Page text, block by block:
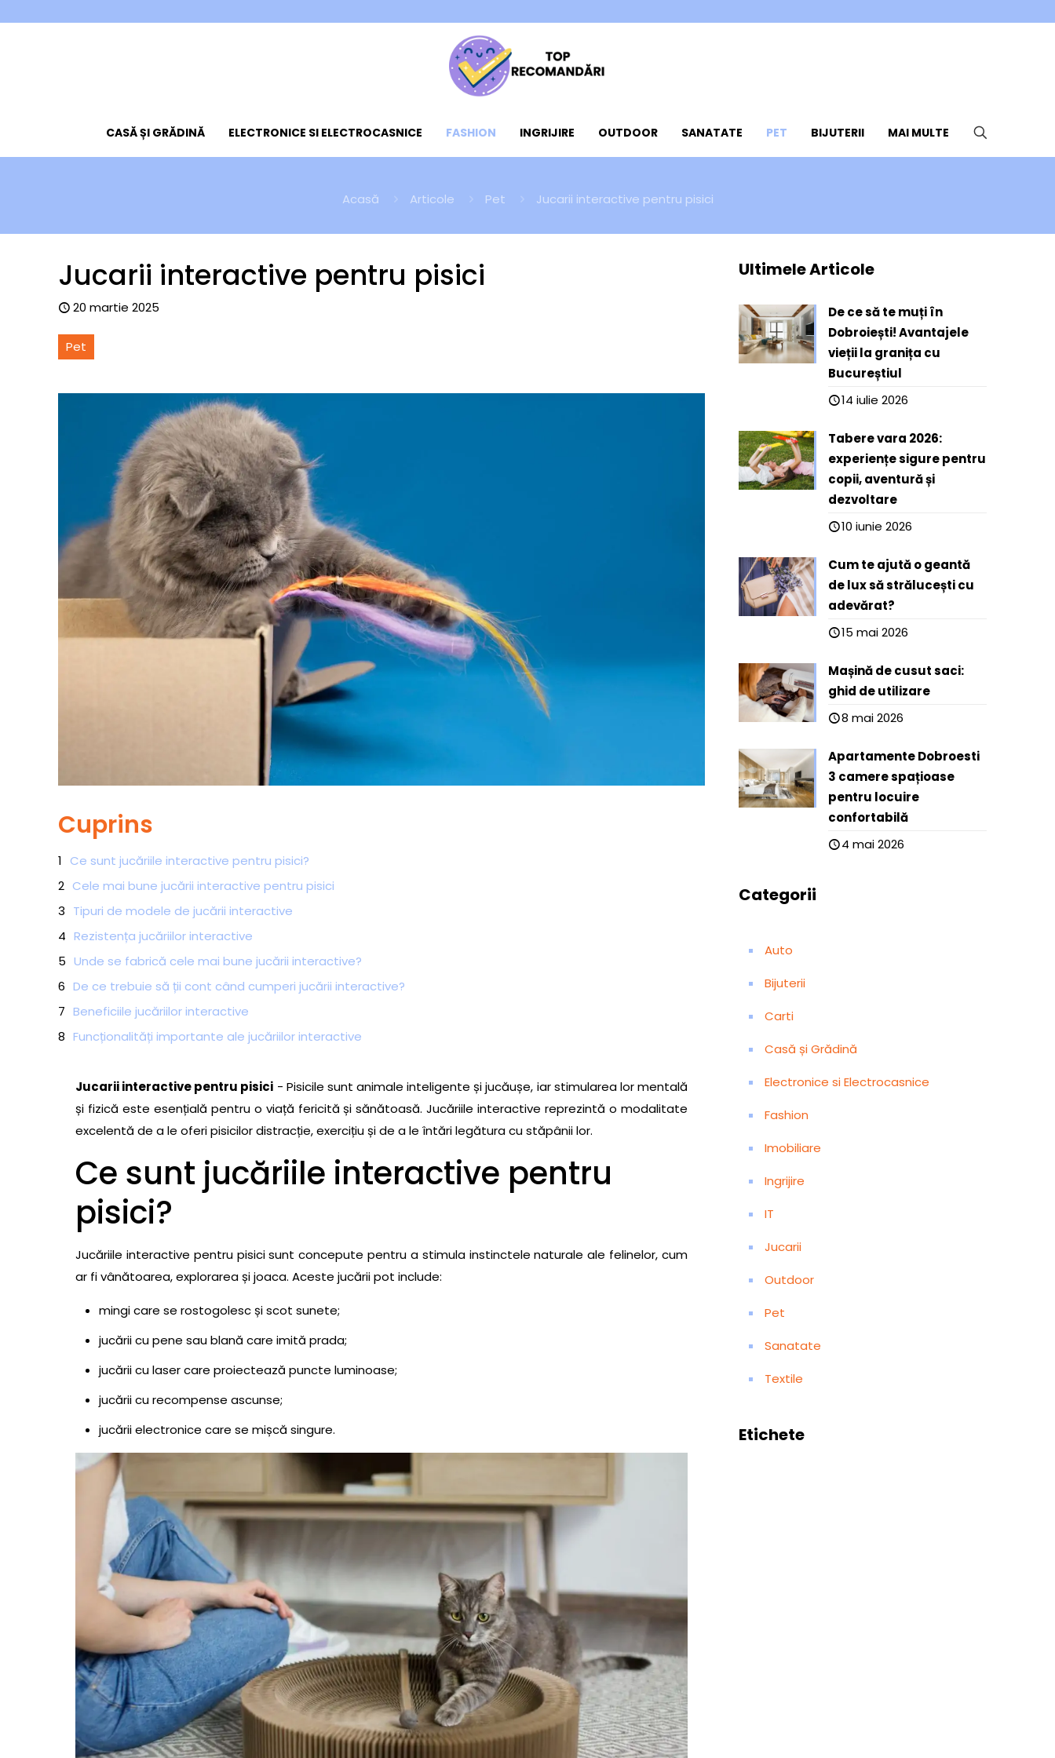
CASĂ ȘI GRĂDINĂ ELECTRONICE SI ELECTROCASNICE FASHION INGRIJIRE OUTDOOR SANATATE PET BIJUTERII MAI MULTE
Acasă Articole Pet Jucarii interactive pentru pisici
Jucarii interactive pentru pisici
20 martie 2025
Pet
Cuprins
Ce sunt jucăriile interactive pentru pisici?
Cele mai bune jucării interactive pentru pisici
Tipuri de modele de jucării interactive
Rezistența jucăriilor interactive
Unde se fabrică cele mai bune jucării interactive?
De ce trebuie să ții cont când cumperi jucării interactive?
Beneficiile jucăriilor interactive
Funcționalități importante ale jucăriilor interactive
Întreținerea jucăriilor interactive
Obținerea jucăriilor interactive
Certificări și verificări
Tipuri de produse
Top 50 cele mai bune jucării interactive pentru pisici
1- Jucărie interactivă pentru pisici cu laser Trixie
3- Jucărie interactivă pentru pisici cu recompensă PetSafe Busy Buddy
4- Jucărie interactivă pentru pisici tip undiță cu pene Kong Teaser
5- Jucărie interactivă pentru pisici cu tunel Ferplast Tipi
6- Jucărie interactivă pentru pisici cu minge cu clopoțel Flamingo
7- Jucărie interactivă pentru pisici tip covor cu activități Karlie-Flamingo
10- Jucărie interactivă pentru pisici cu circuit și bilă luminoasă Catit Senses 2.0
11- Jucărie interactivă pentru pisici tip puzzle cu recompense Nina Ottosson by Outward Hound
12- Jucărie interactivă pentru pisici cu pește electric care se mișcă automat Cheerble Wickedbone
13- Jucărie interactivă pentru pisici cu minge cu pene și clopoțel Petstages Orka Kat Wheel
14- Jucărie interactivă pentru pisici tip covor cu ascunzători și jucării Petmate Jackson Galaxy Ground
Wand
15- Jucărie interactivă pentru pisici cu platformă de zgâriat și tunel KONG Scratti Tree
16- Jucărie interactivă pentru pisici cu minge cu motor și pene Petronics Mousr
17- Jucărie interactivă pentru pisici cu circuit și șoarece mecanic Hexbug Mouse Robotic Cat Toy
18- Jucărie interactivă pentru pisici cu minge cu recompensă și timer automatic PetSafe SlimCat
19- Jucărie interactivă pentru pisici cu undiță telescopică și jucării variate Spot Ethical Products
20- Jucărie interactivă pentru pisici cu platformă de zgâriat și ascunzătoare Bergan Turbo Scratcher
21- Jucărie interactivă pentru pisici cu tunel și jucării atașate All Fur Paws Cat Tunnel
Jucarii interactive pentru pisici - Pisicile sunt animale inteligente și jucăușe, iar stimularea lor mentală
și fizică este esențială pentru o viață fericită și sănătoasă. Jucăriile interactive reprezintă o modalitate
excelentă de a le oferi pisicilor distracție, exercițiu și de a le întări legătura cu stăpânii lor.
Ce sunt jucăriile interactive pentru
pisici?
Jucăriile interactive pentru pisici sunt concepute pentru a stimula instinctele naturale ale felinelor, cum
ar fi vânătoarea, explorarea și joaca. Aceste jucării pot include:
mingi care se rostogolesc și scot sunete;
jucării cu pene sau blană care imită prada;
jucării cu laser care proiectează puncte luminoase;
jucării cu recompense ascunse;
jucării electronice care se mișcă singure.
Ultimele Articole
De ce să te muți în
Dobroiești! Avantajele
vieții la granița cu
Bucureștiul
14 iulie 2026
Tabere vara 2026:
experiențe sigure pentru
copii, aventură și
dezvoltare
10 iunie 2026
Cum te ajută o geantă
de lux să strălucești cu
adevărat?
15 mai 2026
Mașină de cusut saci:
ghid de utilizare
8 mai 2026
Apartamente Dobroesti
3 camere spațioase
pentru locuire
confortabilă
4 mai 2026
Categorii
Auto
Bijuterii
Carti
Casă și Grădină
Electronice si Electrocasnice
Fashion
Imobiliare
Ingrijire
IT
Jucarii
Outdoor
Pet
Sanatate
Textile
Etichete